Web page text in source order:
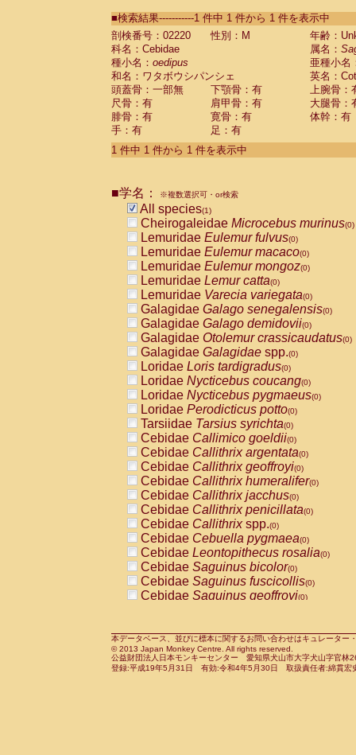
CebidaeSaguinus labiatus(0)
Cebidae Saguinus leucopus (0)
Cebidae
Cebidae
CebidaeSaguinus nigricollis (0)
Cebidae Saguinus oedipus
Cebidae Saguinus weddelli
Cebidae Saguinusspp.
Cebidae Aotus trivirgatus
Cebidae Cebus albifrons
CebidaeCebus nigrivittatus
CebidaeCebus
CebidaeSaimiri boliviensis(0)
CebidaeSaimiri sciureus(0)
AtelidaeAlouatta caraya(0)
AtelidaeAlouatta fusca(0)
AtelidaeAlouatta seniculus
AtelidaeAlouattaspp.(0)
AtelidaeAteles belzebuth(0)
AtelidaeAteles geoffroyi(0)
AtelidaeAteles paniscus(0)
AtelidaeAtelesspp.(0)
Atelidae Lagothrix lagothricha
AtelidaeLagothrix lagothricha cana
PitheciidaeCacajao calvus
PitheciidaeCallicebus cupreus
PitheciidaeCallicebus donacophilus
PitheciidaeCallicebus moloch
PitheciidaeCallicebus torquatus
PitheciidaeCallicebusspp.(0)
PitheciidaeChiropotes satanas(0)
PitheciidaePithecia monachus
PitheciidaePithecia pithecia(0)
CercopithecidaeCercocebus agilis
CercopithecidaeCercocebus
CercopithecidaeCercocebus
CercopithecidaeCercocebus
CercopithecidaeCercocebus
CercopithecidaeCercocebushybrid
CercopithecidaePapio anubis(0)
CercopithecidaePapio cynocephalus
CercopithecidaePapio hamadryas(0)
■検索結果-----------1 件中 1 件から 1 件を表示中
剖検番号：02220
性別：M
年齢：
科名：Cebidae
属名：
種小名： oedipus
亜種小名
和名：ワタボウシパンシェ
英名：
頭蓋骨：一部無
下顎骨：有
上腕骨：
尺骨：有
肩甲骨：有
大腿骨：
腓骨：有
寛骨：有
体幹：有
手：有
足：有
1 件中 1 件から 1 件を表示中
■学名： ※複数選択可・or検索
All species(1)
Cheirogaleidae Microcebus murinus(0)
Lemuridae Eulemur fulvus(0)
Lemuridae Eulemur macaco(0)
Lemuridae Eulemur mongoz(0)
Lemuridae Lemur catta(0)
Lemuridae Varecia variegata(0)
Galagidae Galago senegalensis(0)
Galagidae Galago demidovii(0)
Galagidae Otolemur crassicaudatus(0)
Galagidae Galagidae spp.(0)
Loridae Loris tardigradus(0)
Loridae Nycticebus coucang(0)
Loridae Nycticebus pygmaeus(0)
Loridae Perodicticus potto(0)
Tarsiidae Tarsius syrichta(0)
Cebidae Callimico goeldii(0)
Cebidae Callithrix argentata(0)
Cebidae Callithrix geoffroyi(0)
Cebidae Callithrix humeralifer(0)
Cebidae Callithrix jacchus(0)
Cebidae Callithrix penicillata(0)
Cebidae Callithrixspp.(0)
Cebidae Cebuella pygmaea(0)
Cebidae Leontopithecus rosalia(0)
Cebidae Saguinus bicolor(0)
Cebidae Saguinus fuscicollis(0)
Cebidae Saguinus geoffroyi(0)
CebidaeSaguinus leucopus(0)
CebidaeSaguinus midas(0)
Cebidae Saguinus mystax(0)
本データベース、並びに標本に関するお問い合わせはキュレータ
© 2013 Japan Monkey Centre. All rights reserved.
公益財団法人日本モンキーセンター 愛知県犬山市大字犬山字官
登録:平成19年5月31日 有効:令和4年5月30日 取扱責任者:綿貫宏